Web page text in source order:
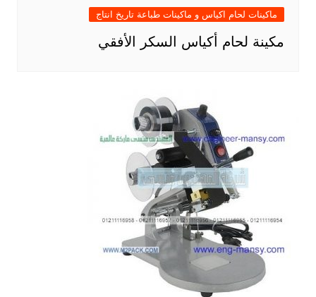
ماكينات لحام اكياس و ماكينات طباعة تاريخ انتاج
مكينة لحام أكياس السكر الأفقي